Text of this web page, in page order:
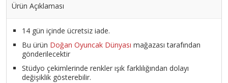
Ürün Açıklaması
14 gün içinde ücretsiz iade.
Bu ürün Doğan Oyuncak Dünyası mağazası tarafından
gönderilecektir
Stüdyo çekimlerinde renkler ışık farklılığından dolayı
değişiklik gösterebilir.